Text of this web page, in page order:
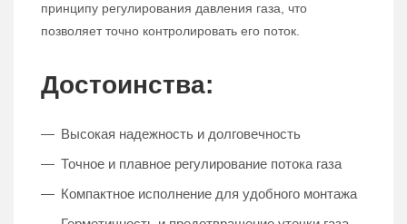
принципу регулирования давления газа, что
позволяет точно контролировать его поток.
Достоинства:
Высокая надежность и долговечность
Точное и плавное регулирование потока газа
Компактное исполнение для удобного монтажа